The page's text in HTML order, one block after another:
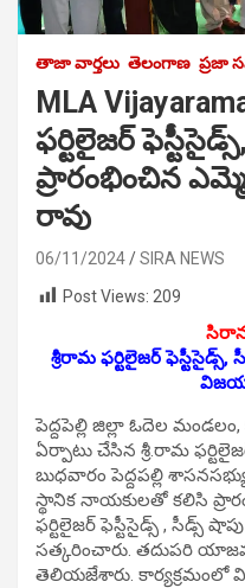
తాజా వార్తలు తెలంగాణ ప్రజా
MLA
ఫర్టిలైజర్
ప్రారంభించిన
రావు
06/11/2024
SIRA NEWS
Post Views: 209
శ్రీరామ ఫర్టిలైజర్ ఫెస్టీసైడ్స్,
పెద్దపెల్లి జిల్లా ఓదెల
ఏర్పాటు చేసిన శ్రీ.రామ
బుధవారం పెద్దపల్లి
స్థానిక నాయకులతో కలిసి
ఫర్టిలైజర్ ఫెస్టీసైడ్స్ , సీడ్స్
సత్కరించారు. తదుపరి
తెలియజేశారు. కార్యక్రమంలో